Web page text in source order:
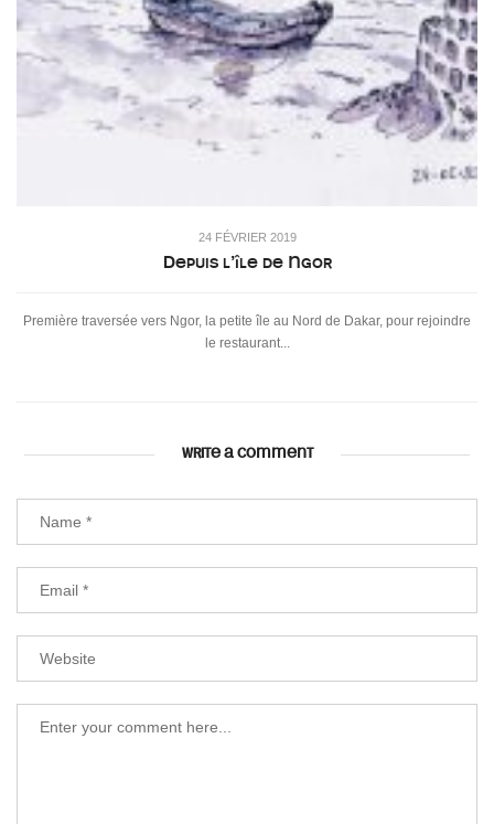
24 FÉVRIER 2019
Depuis l’île de Ngor
Première traversée vers Ngor, la petite île au Nord de Dakar, pour rejoindre
le restaurant...
WRITE A COMMENT